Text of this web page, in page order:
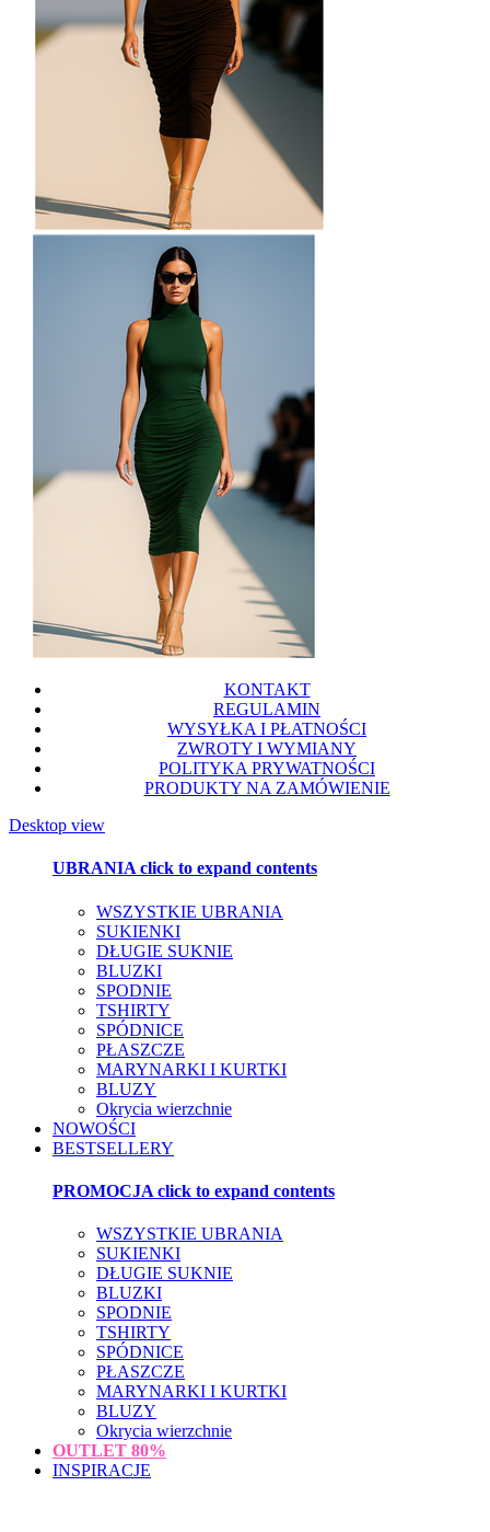
KONTAKT
REGULAMIN
WYSYŁKA I PŁATNOŚCI
ZWROTY I WYMIANY
POLITYKA PRYWATNOŚCI
PRODUKTY NA ZAMÓWIENIE
Desktop view
UBRANIAclick to expand contents
WSZYSTKIE UBRANIA
SUKIENKI
DŁUGIE SUKNIE
BLUZKI
SPODNIE
TSHIRTY
SPÓDNICE
PŁASZCZE
MARYNARKI I KURTKI
BLUZY
Okrycia wierzchnie
NOWOŚCI
BESTSELLERY
PROMOCJA click to expand contents
WSZYSTKIE UBRANIA
SUKIENKI
DŁUGIE SUKNIE
BLUZKI
SPODNIE
TSHIRTY
SPÓDNICE
PŁASZCZE
MARYNARKI I KURTKI
BLUZY
Okrycia wierzchnie
OUTLET 80%
INSPIRACJE